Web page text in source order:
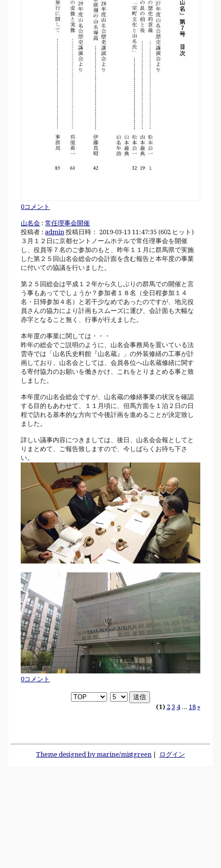
0コメント
山名会 :常任理事会開催
投稿者 :admin 投稿日時： 2019-03-13 11:47:35 (602 ヒット)
３月１２日に京都セントノームホテルで常任理事会を開催
し、役員等７名のご参加のもと、昨年１１月に群馬県で実施
した第２５回山名会総会の会計面を含む報告と本年度の事業
に付いての協議を行いました。
第２５回総会は平成１２年から久しぶりの群馬での開催と言
う事もあってでしょうか？参加者１８名（全日程参加１４
名・日帰参加４名）と若干少なめであったのですが、地元役
員さんの協力により計画もスムーズに運び、会計面も大幅な
赤字となること無く、行事が行えました。
本年度の事業に関しては・・・
昨年の総会でご説明のように、山名会事務局を置いている法
雲寺では「山名氏史料館『山名蔵』」の外装修繕の工事が計
画しており、山名会としては、会員各位へ山名蔵修繕に関す
る寄付協力のお願いを働きかけ、これをとりまとめる事と致
しました。
本年度の山名会総会ですが、山名蔵の修繕事業の状況を確認
する目的もあわせて、１１月頃に、但馬方面を１泊２日の日
程で訪れる基本的な方向で今後計画を進めることが決定致し
ました。
詳しい議事内容につきましては、後日、山名会会報としてと
りまとめて、ご報告致しますので、今しばらくお待ち下さ
い。
0コメント
(1) 2 3 4... 18 »
Theme designed by marine/mistgreen ログイン